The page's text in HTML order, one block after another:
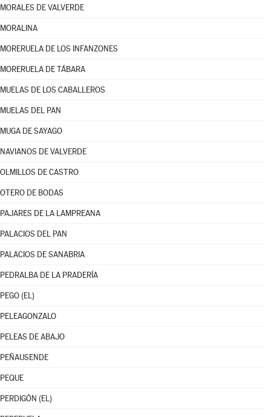
MORALES DE VALVERDE
MORALINA
MORERUELA DE LOS INFANZONES
MORERUELA DE TÁBARA
MUELAS DE LOS CABALLEROS
MUELAS DEL PAN
MUGA DE SAYAGO
NAVIANOS DE VALVERDE
OLMILLOS DE CASTRO
OTERO DE BODAS
PAJARES DE LA LAMPREANA
PALACIOS DEL PAN
PALACIOS DE SANABRIA
PEDRALBA DE LA PRADERÍA
PEGO (EL)
PELEAGONZALO
PELEAS DE ABAJO
PEÑAUSENDE
PEQUE
PERDIGÓN (EL)